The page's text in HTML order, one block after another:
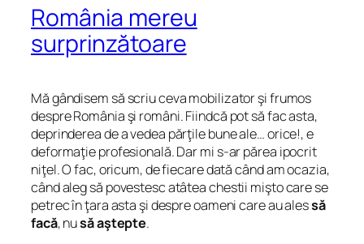
România mereu
surprinzătoare
Mă gândisem să scriu ceva mobilizator şi frumos
despre România şi români. Fiindcă pot să fac asta,
deprinderea de a vedea părţile bune ale… orice!, e
deformaţie profesională. Dar mi s-ar părea ipocrit
niţel. O fac, oricum, de fiecare dată când am ocazia,
când aleg să povestesc atâtea chestii mişto care se
petrec în ţara asta şi despre oameni care au alessă
facă, nusă aştepte.